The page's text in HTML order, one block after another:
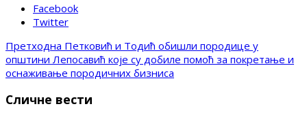
Facebook
Twitter
Претходна Петковић и Тодић обишли породице у
општини Лепосавић које су добиле помоћ за покретање и
оснаживање породичних бизниса
Сличне вести